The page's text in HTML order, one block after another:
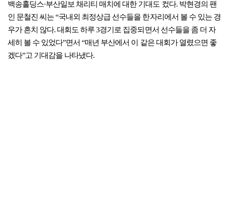
백송홀딩스·부산일보 채리티 매치에 대한 기대도 컸다. 박현경의 팬
인 문철진 씨는 “국내외 최정상급 선수들을 한자리에서 볼 수 있는 경
우가 흔치 않다. 대회도 하루 3경기로 집중되면서 선수들을 좀 더 자
세히 볼 수 있었다”면서 “매년 부산에서 이 같은 대회가 열렸으면 좋
겠다”고 기대감을 나타냈다.